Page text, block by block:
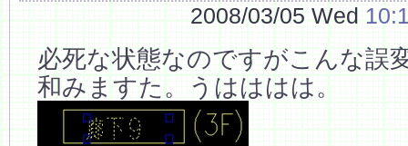
2008/03/05 Wed
必死な状態なのですがこんな誤
和みますた。うはははは。